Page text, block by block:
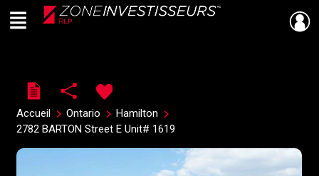
Live
En Direct
Menu
Accueil Ontario
Hamilton
2782 BARTON Street E Unit# 1619